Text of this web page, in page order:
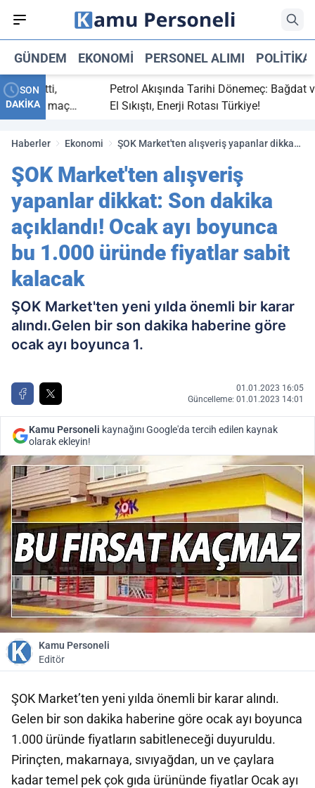
GÜNDEM EKONOMI PERSONEL ALIMI POLITIKA
SON
DAKİKA
bitti,
maç
Petrol Akışında Tarihi Dönemeç: Bağdat ve
El Sıkıştı, Enerji Rotası Türkiye!
Haberler Ekonomi
ŞOK Market'ten alışveriş yapanlar dikkat:
bu 1.000 üründe fiyatlar sabit kalacak
ŞOK Market'ten alışveriş
yapanlar dikkat: Son dakika
açıklandı! Ocak ayı boyunca
bu 1.000 üründe fiyatlar sabit
kalacak
ŞOK Market'ten yeni yılda önemli bir karar
alındı.Gelen bir son dakika haberine göre
ocak ayı boyunca 1.
01.01.2023 16:05
Güncelleme: 01.01.2023 14:01
Kamu Personeli kaynağını Google'da tercih edilen kaynak
olarak ekleyin!
Kamu Personeli
Editör
ŞOK Market’ten yeni yılda önemli bir karar alındı.
Gelen bir son dakika haberine göre ocak ayı boyunca
1.000 üründe fiyatların sabitleneceği duyuruldu.
Pirinçten, makarnaya, sıvıyağdan, un ve çaylara
kadar temel pek çok gıda ürününde fiyatlar Ocak ayı